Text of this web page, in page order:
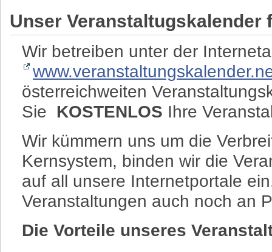
Unser Veranstaltugskalender
Wir betreiben unter der
österreichweiten
Sie KOSTENLOS Ihre
Wir kümmern uns um die
Kernsystem, binden wir die
auf all unsere Internetportale
Veranstaltungen auch noch an
Die Vorteile unseres